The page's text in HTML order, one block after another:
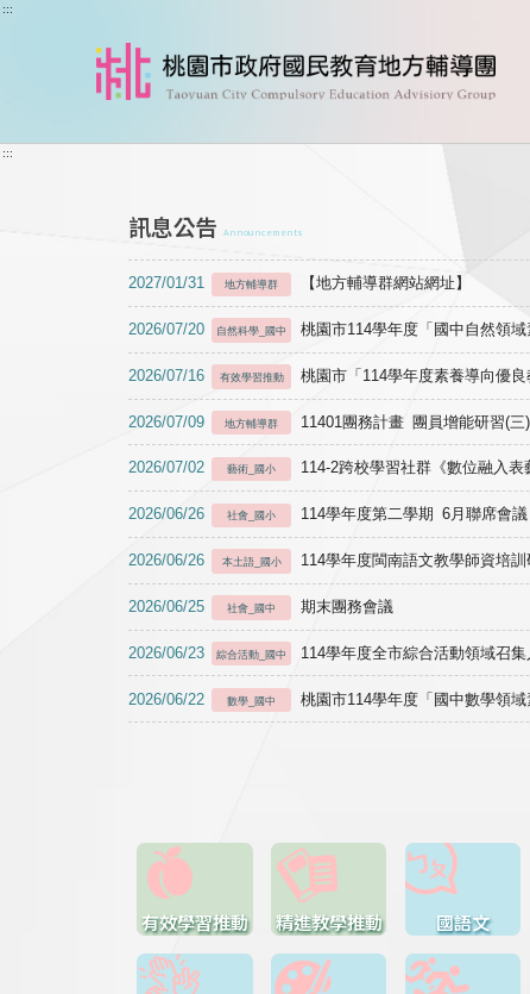
跳到主要內容
:::
:::
訊息公告 Announcements
2027/01/31 地方輔導群 【地方輔導群網站網址】
2026/07/20 自然科學_國中 桃園市114學年度「國中自然領
2026/07/16 有效學習推動 桃園市「114學年度素養導向優
2026/07/09 地方輔導群 11401團務計畫 團員增能研習(
2026/07/02 藝術_國小 114-2跨校學習社群《數位融入
2026/06/26 社會_國小 114學年度第二學期 6月聯席會議
2026/06/26 本土語_國小 114學年度閩南語文教學師資培
2026/06/25 社會_國中 期末團務會議
2026/06/23 綜合活動_國中 114學年度全市綜合活動領域召
2026/06/22 數學_國中 桃園市114學年度「國中數學領
有效學習推動 精進教學推動 國語文